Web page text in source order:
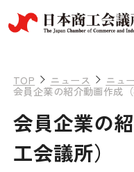
TOP ニュース ニュ
会員企業の紹介動画作成（
会員企業の
工会議所）